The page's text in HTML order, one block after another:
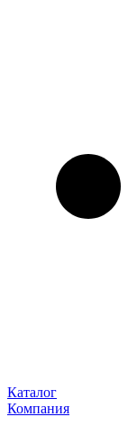
Каталог
Компания